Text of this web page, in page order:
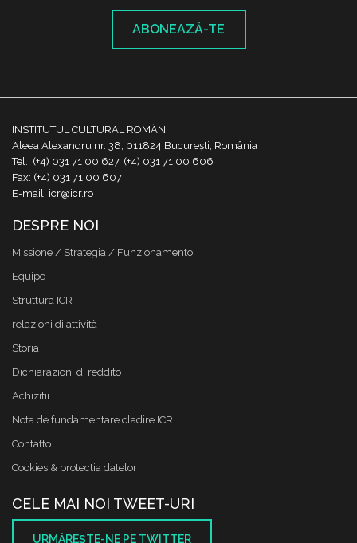
ABONEAZĂ-TE
INSTITUTUL CULTURAL ROMÂN
Aleea Alexandru nr. 38, 011824 București, România
Tel.: (+4) 031 71 00 627, (+4) 031 71 00 606
Fax: (+4) 031 71 00 607
E-mail: icr@icr.ro
DESPRE NOI
Missione / Strategia / Funzionamento
Equipe
Struttura ICR
relazioni di attività
Storia
Dichiarazioni di reddito
Achizitii
Nota de fundamentare cladire ICR
Contatto
Cookies & protectia datelor
CELE MAI NOI TWEET-URI
URMĂREŞTE-NE PE TWITTER